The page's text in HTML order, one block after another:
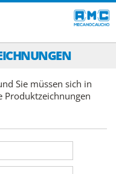
Sie müssen sich in
Produktzeichnungen